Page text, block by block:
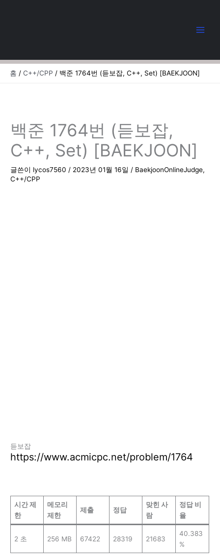
너
홈 C++/CPP 백준 1764번 (듣보잡, C++, Set) [BAEKJOON]
백준 1764번 (듣보잡,
C++, Set) [BAEKJOON]
글쓴이 lycos7560/ 2023년 01월 16일/ BaekjoonOnlineJudge,
C++/CPP
듣보잡
https://www.acmicpc.net/problem/1764
시간 제
한
메모리
제한
제출 정답
맞힌 사
람
정답 비
율
2 초 256 MB 67422 28319 21683
40.383
%